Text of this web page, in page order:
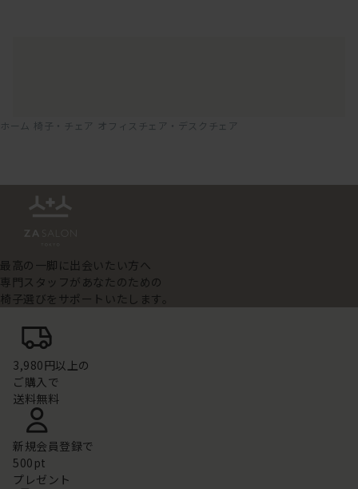
ホーム 椅子・チェア オフィスチェア・デスクチェア
最高の一脚に出会いたい方へ
専門スタッフがあなたのための
椅子選びをサポートいたします。
3,980円以上の
ご購入で
送料無料
新規会員登録で
500pt
プレゼント